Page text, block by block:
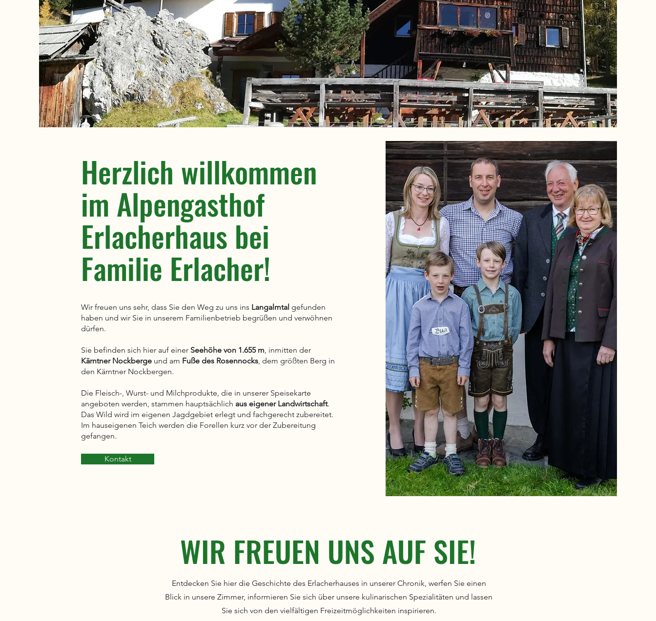
Herzlich willkommen
im Alpengasthof
Erlacherhaus bei
Familie Erlacher!
Wir freuen uns sehr, dass Sie den Weg zu uns ins Langalmtal gefunden
haben und wir Sie in unserem Familienbetrieb begrüßen und verwöhnen
dürfen.
Sie befinden sich hier auf einer Seehöhe von 1.655 m, inmitten der
Kärntner Nockberge und am Fuße des Rosennocks, dem größten Berg in
den Kärntner Nockbergen.
Die Fleisch-, Wurst- und Milchprodukte, die in unserer Speisekarte
angeboten werden, stammen hauptsächlich aus eigener Landwirtschaft.
Das Wild wird im eigenen Jagdgebiet erlegt und fachgerecht zubereitet.
Im hauseigenen Teich werden die Forellen kurz vor der Zubereitung
gefangen.
Kontakt
WIR FREUEN UNS AUF SIE!
Entdecken Sie hier die Geschichte des Erlacherhauses in unserer Chronik, werfen Sie einen
Blick in unsere Zimmer, informieren Sie sich über unsere kulinarischen Spezialitäten und lassen
Sie sich von den vielfältigen Freizeitmöglichkeiten inspirieren.